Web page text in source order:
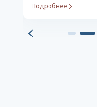
Подробнее